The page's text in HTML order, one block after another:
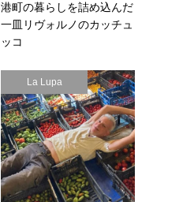
港町の暮らしを詰め込んだ
一皿リヴォルノのカッチュ
ッコ
La Lupa